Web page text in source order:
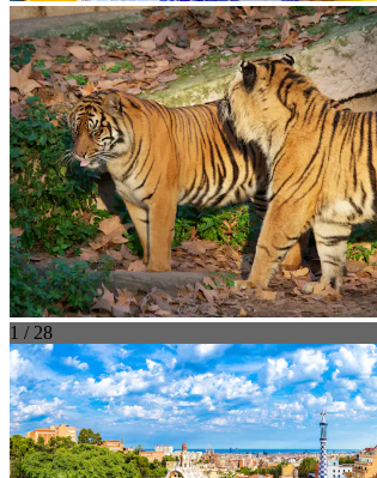
1 / 28